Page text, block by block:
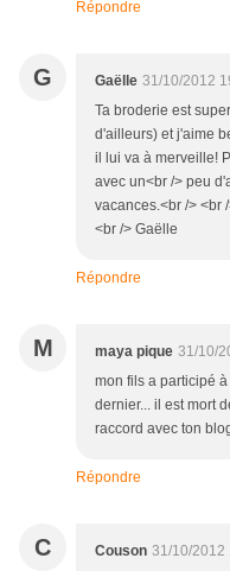
Répondre
G Gaëlle 31/10/2012
Ta broderie est
d'ailleurs) et j'aime
il lui va à merveille!
avec un<br /> peu
vacances.<br /> <br
<br /> Gaëlle
Répondre
M maya pique 31/10/
mon fils a participé
dernier... il est mort
raccord avec ton
Répondre
C Couson 31/10/2012